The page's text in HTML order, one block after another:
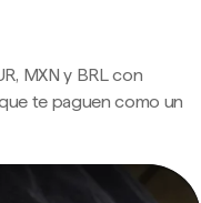
MXN y BRL con
te paguen como un